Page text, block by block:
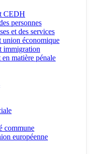
CEDH
personnes
et des services
union économique
immigration
matière pénale
commune
européenne